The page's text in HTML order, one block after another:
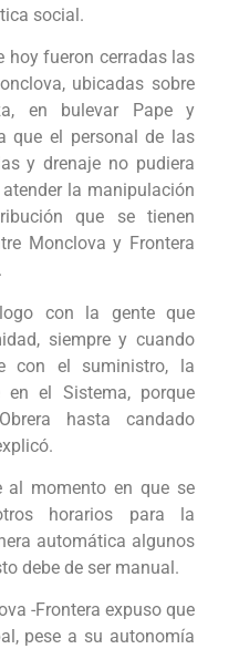
social.
hoy fueron cerradas las
ubicadas sobre
en bulevar Pape y
que el personal de las
y drenaje no pudiera
la manipulación
que se tienen
Monclova y Frontera
con la gente que
siempre y cuando
con el suministro, la
el Sistema, porque
hasta candado
al momento en que se
horarios para la
automática algunos
debe de ser manual.
-Frontera expuso que
pese a su autonomía